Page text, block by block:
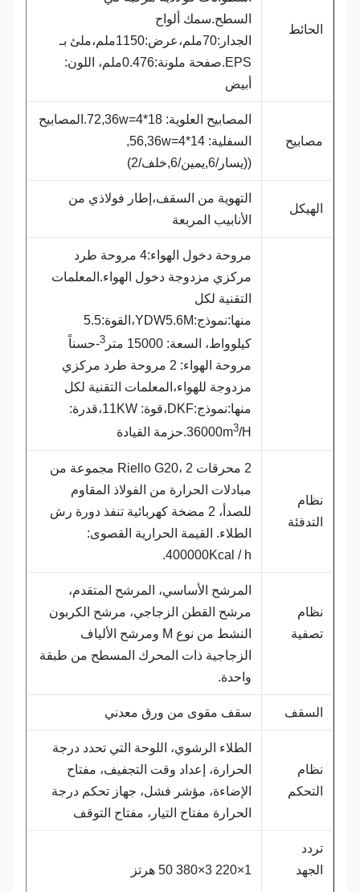
الحائط
السطح.سمك ألواح
الجدار:70ملم،عرض:1150ملم،ملئ بـ
EPS.صفحة ملونة:0.476ملم، اللون:
مصابيح
المصابيح العلوية: 18*4=72,36w.المصابيح
السفلية: 14*4=56,36w,
((يسار/6,يمين/6,خلف/2)
الهيكل
التهوية من السقف،إطار فولاذي من
الأنابيب المربعة
مروحة دخول الهواء:4 مروحة طرد
مركزي مزدوجة دخول الهواء.المعلمات
التقنية لكل
منها:نموذج:YDW5.6M،القوة:5.5
كيلوواط، السعة: 15000 متر
3 -حسناً
مروحة الهواء: 2 مروحة طرد مركزي
مزدوجة للهواء،المعلمات التقنية لكل
منها:نموذج:DKF،قوة: 11KW،قدرة:
36000m
التدفئة
2 محرقات Riello G20، 2 مجموعة من
مبادلات الحرارة من الفولاذ المقاوم
للصدأ، 2 مضخة كهربائية تنفذ دورة رش
الطلاء. القيمة الحرارية القصوى:
400000Kcal / h.
تصفية
المرشح الأساسي، المرشح المتقدم،
مرشح القطن الزجاجي، مرشح الكربون
النشط من نوع M ومرشح الألياف
الزجاجية ذات المحرك المسطح من طبقة
واحدة.
السقف سقف مقوى من ورق معدني
التحكم
الطلاء الرشوي، اللوحة التي تحدد درجة
الحرارة، إعداد وقت التجفيف، مفتاح
الإضاءة، مؤشر فشل، جهاز تحكم درجة
الحرارة مفتاح التيار، مفتاح التوقف